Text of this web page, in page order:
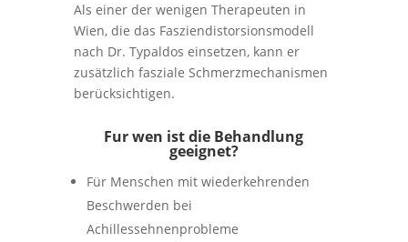
Als einer der wenigen Therapeuten in
Wien, die das Fasziendistorsionsmodell
nach Dr. Typaldos einsetzen, kann er
zusätzlich fasziale Schmerzmechanismen
berücksichtigen.
Fur wen ist die Behandlung
geeignet?
Für Menschen mit wiederkehrenden
Beschwerden bei
Achillessehnenprobleme